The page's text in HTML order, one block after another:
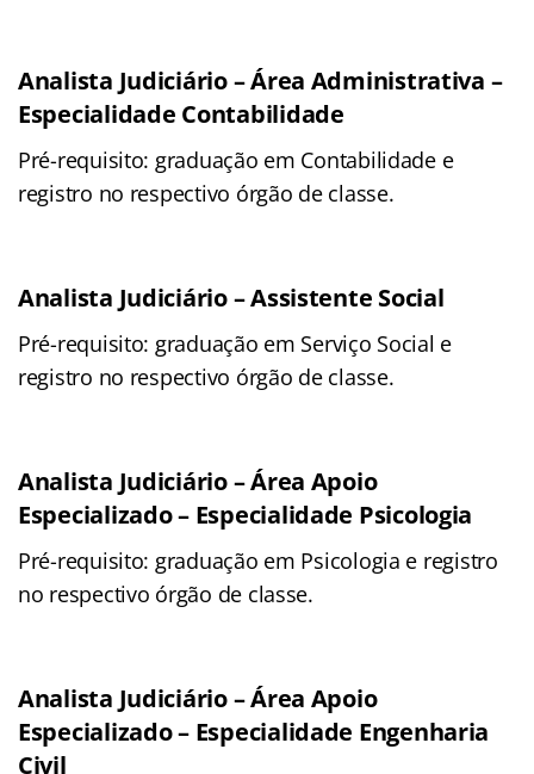
Analista Judiciário – Área Administrativa –
Especialidade Contabilidade
Pré-requisito: graduação em Contabilidade e
registro no respectivo órgão de classe.
Analista Judiciário – Assistente Social
Pré-requisito: graduação em Serviço Social e
registro no respectivo órgão de classe.
Analista Judiciário – Área Apoio
Especializado – Especialidade Psicologia
Pré-requisito: graduação em Psicologia e registro
no respectivo órgão de classe.
Analista Judiciário – Área Apoio
Especializado – Especialidade Engenharia
Civil